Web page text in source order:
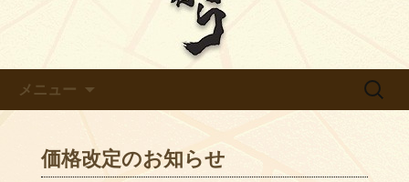
メニュー
検
価格改定のお知らせ